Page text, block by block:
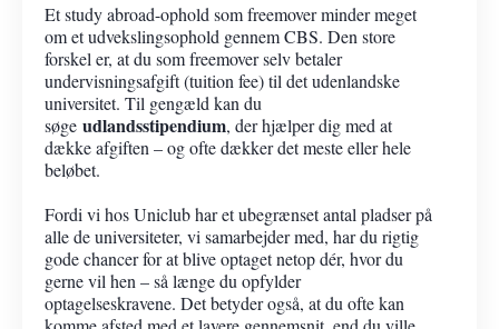
Et study abroad-ophold som freemover minder meget
om et udvekslingsophold gennem CBS. Den store
forskel er, at du som freemover selv betaler
undervisningsafgift (tuition fee) til det udenlandske
universitet. Til gengæld kan du
søge udlandsstipendium, der hjælper dig med at
dække afgiften – og ofte dækker det meste eller hele
beløbet.
Fordi vi hos Uniclub har et ubegrænset antal pladser på
alle de universiteter, vi samarbejder med, har du rigtig
gode chancer for at blive optaget netop dér, hvor du
gerne vil hen – så længe du opfylder
optagelseskravene. Det betyder også, at du ofte kan